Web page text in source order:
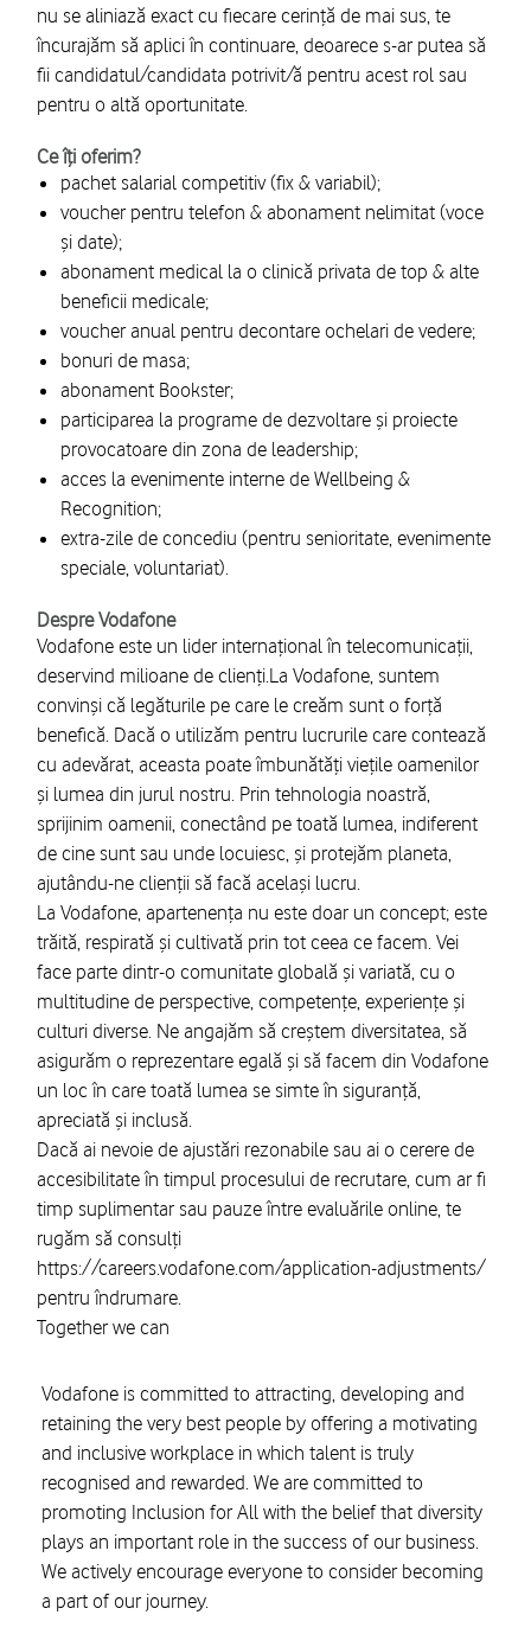
nu se aliniază exact cu fiecare cerință de mai sus, te
încurajăm să aplici în continuare, deoarece s-ar putea să
fii candidatul/candidata potrivit/ă pentru acest rol sau
pentru o altă oportunitate.
Ce îți oferim?
pachet salarial competitiv (fix & variabil);
voucher pentru telefon & abonament nelimitat (voce
și date);
abonament medical la o clinică privata de top & alte
beneficii medicale;
voucher anual pentru decontare ochelari de vedere;
bonuri de masa;
abonament Bookster;
participarea la programe de dezvoltare și proiecte
provocatoare din zona de leadership;
acces la evenimente interne de Wellbeing &
Recognition;
extra-zile de concediu (pentru senioritate, evenimente
speciale, voluntariat).
Despre Vodafone
Vodafone este un lider internațional în telecomunicații,
deservind milioane de clienți.La Vodafone, suntem
convinși că legăturile pe care le creăm sunt o forță
benefică. Dacă o utilizăm pentru lucrurile care contează
cu adevărat, aceasta poate îmbunătăți viețile oamenilor
și lumea din jurul nostru. Prin tehnologia noastră,
sprijinim oamenii, conectând pe toată lumea, indiferent
de cine sunt sau unde locuiesc, și protejăm planeta,
ajutându-ne clienții să facă același lucru.
La Vodafone, apartenența nu este doar un concept; este
trăită, respirată și cultivată prin tot ceea ce facem. Vei
face parte dintr-o comunitate globală și variată, cu o
multitudine de perspective, competențe, experiențe și
culturi diverse. Ne angajăm să creștem diversitatea, să
asigurăm o reprezentare egală și să facem din Vodafone
un loc în care toată lumea se simte în siguranță,
apreciată și inclusă.
Dacă ai nevoie de ajustări rezonabile sau ai o cerere de
accesibilitate în timpul procesului de recrutare, cum ar fi
timp suplimentar sau pauze între evaluările online, te
rugăm să consulți
https://careers.vodafone.com/application-adjustments/
pentru îndrumare.
Together we can
Vodafone is committed to attracting, developing and
retaining the very best people by offering a motivating
and inclusive workplace in which talent is truly
recognised and rewarded. We are committed to
promoting Inclusion for All with the belief that diversity
plays an important role in the success of our business.
We actively encourage everyone to consider becoming
a part of our journey.